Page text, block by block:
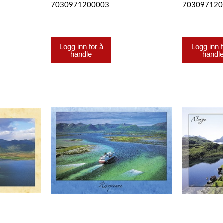
7030971200003
Logg inn for å
handle
Logg inn